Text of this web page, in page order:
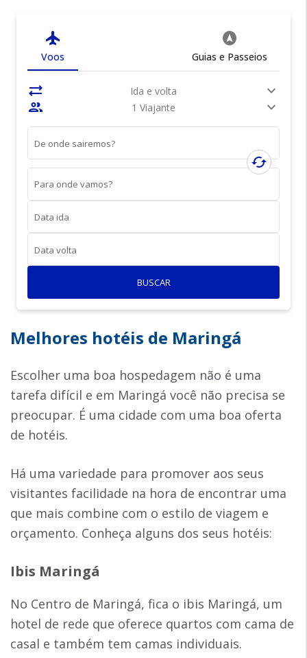
flight
Voos
assistant_navigation
Guias e Passeios
sync_alt Ida e volta
expand_more
people
1 Viajante expand_more
De onde sairemos?
cached
Para onde vamos?
Data ida
Data volta
BUSCAR
Melhores hotéis de Maringá
Escolher uma boa hospedagem não é uma
tarefa difícil e em Maringá você não precisa se
preocupar. É uma cidade com uma boa oferta
de hotéis.
Há uma variedade para promover aos seus
visitantes facilidade na hora de encontrar uma
que mais combine com o estilo de viagem e
orçamento. Conheça alguns dos seus hotéis:
Ibis Maringá
No Centro de Maringá, fica o ibis Maringá, um
hotel de rede que oferece quartos com cama de
casal e também tem camas individuais.